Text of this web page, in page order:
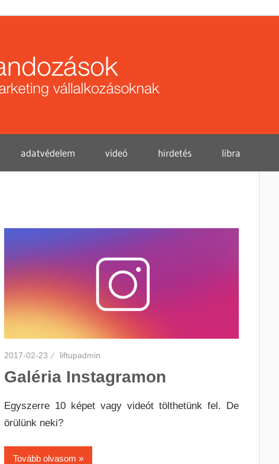
adatvédelem videó hirdetés libra
2017-02-23 liftupadmin
Galéria Instagramon
Egyszerre 10 képet vagy videót tölthetünk fel. De
örülünk neki?
Tovább olvasom